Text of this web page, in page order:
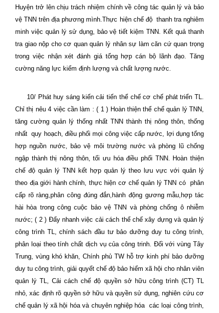
Huyện trở lên chịu trách nhiệm chính về công tác quản lý và bảo
vệ TNN trên địa phương mình.Thực hiện chế độ thanh tra nghiêm
minh việc quản lý sử dụng, bảo vệ tiết kiệm TNN. Kết quả thanh
tra giao nộp cho cơ quan quản lý nhân sự làm căn cứ quan trọng
trong việc nhận xét đánh giá tổng hợp cán bộ lãnh đạo. Tăng
cường năng lực kiểm định lượng và chất lượng nước.
10/ Phát huy sáng kiến cải tiến thể chế cơ chế phát triển TL.
Chỉ thị nêu 4 việc cần làm : ( 1 ) Hoàn thiện thể chế quản lý TNN,
tăng cường quản lý thống nhất TNN thành thị nông thôn, thống
nhất quy hoạch, điều phối mọi công việc cấp nước, lợi dụng tổng
hợp nguồn nước, bảo vệ môi trường nước và phòng lũ chống
ngập thành thị nông thôn, tối ưu hóa điều phối TNN. Hoàn thiện
chế độ quản lý TNN kết hợp quản lý theo lưu vực với quản lý
theo địa giới hành chính, thực hiện cơ chế quản lý TNN có
phân
cấp rõ ràng,phân công đúng đắn,hành động gương mẫu,hợp tác
hài hòa trong công cuộc bảo vệ TNN và phòng chống ô nhiễm
nước; ( 2 ) Đẩy nhanh việc cải cách thể chế xây dựng và quản lý
công trình TL, chính sách đầu tư bảo dưỡng duy tu công trình,
phân loại theo tính chất dịch vụ của công trinh. Đối với vùng Tây
Trung, vùng khó khăn, Chính phủ TW hỗ trợ kinh phí bảo dưỡng
duy tu công trình, giải quyết chế độ bảo hiểm xã hội cho nhân viên
quản lý TL, Cải cách chế độ quyền sở hữu công trình (CT) TL
nhỏ, xác định rõ quyền sở hữu và quyền sử dụng, nghiên cứu cơ
chế quản lý xã hội hóa và chuyên nghiệp hóa các loại công trình,